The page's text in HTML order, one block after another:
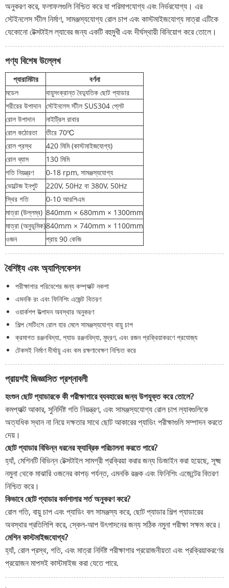
অনুকরণ করে, ফলাফলগুলি নিশ্চিত করে যা পরিমাপযোগ্য এবং নির্ভরযোগ্য। এর
স্টেইনলেস স্টীল নির্মাণ, সামঞ্জস্যযোগ্য রোল চাপ এবং কাস্টমাইজযোগ্য মাত্রা এটিকে
যেকোনো টেক্সটাইল ল্যাবের জন্য একটি বহুমুখী এবং দীর্ঘস্থায়ী বিনিয়োগ করে তোলে।
পণ্য বিশেষ উল্লেখ
প্যারামিটার
বর্ণনা
মডেল
বায়ুসংক্রান্ত বৈদ্যুতিক ছোট প্যাডার
শরীরের উপাদান স্টেইনলেস স্টীল SUS304 প্লেট
রোল উপাদান
নাইট্রিল রাবার
রোল কঠোরতা
তীরে 70℃
রোল প্রস্থ
420 মিমি (কাস্টমাইজযোগ্য)
রোল ব্যাস
130 মিমি
গতি নিয়ন্ত্রণ
0-18 rpm, সামঞ্জস্যযোগ্য
ভোল্টেজ ইনপুট
220V, 50Hz বা 380V, 50Hz
স্থির গতি
0-10 আরপিএম
মাত্রা (উল্লম্ব) 840mm × 680mm × 1300mm
মাত্রা (অনুভূমিক)840mm × 740mm × 1100mm
ওজন
প্রায় 90 কেজি
বৈশিষ্ট্য এবং অ্যাপ্লিকেশন
পরীক্ষাগার পরিবেশের জন্য কম্প্যাক্ট নকশা
এমনকি রং এবং ফিনিশিং এজেন্ট বিতরণ
ওয়ার্কশপ উত্পাদন অবস্থার অনুকরণ
শিল্প সেটিংসে রোল হার মেলে সামঞ্জস্যযোগ্য বায়ু চাপ
ক্রমাগত রঞ্জনবিদ্যা, প্যাড রঞ্জনবিদ্যা, মুদ্রণ, এবং রজন প্রক্রিয়াকরণে প্রযোজ্য
টেকসই নির্মাণ দীর্ঘায়ু এবং কম রক্ষণাবেক্ষণ নিশ্চিত করে
প্রায়শই জিজ্ঞাসিত প্রশ্নাবলী
হংশুন ছোট প্যাডারকে কী পরীক্ষাগারে ব্যবহারের জন্য উপযুক্ত করে তোলে?
কমপ্যাক্ট আকার, সুনির্দিষ্ট গতি নিয়ন্ত্রণ, এবং সামঞ্জস্যযোগ্য রোল চাপ ল্যাবগুলিকে
অত্যধিক স্থান না নিয়ে দক্ষতার সাথে ছোট আকারের প্যাডিং পরীক্ষাগুলি সম্পাদন করতে
দেয়।
ছোট প্যাডার বিভিন্ন ধরনের ফ্যাব্রিক পরিচালনা করতে পারে?
হ্যাঁ, মেশিনটি বিভিন্ন টেক্সটাইল সামগ্রী প্রক্রিয়া করার জন্য ডিজাইন করা হয়েছে, সূক্ষ্ম
নমুনা থেকে মাঝারি ওজনের কাপড় পর্যন্ত, এমনকি রঞ্জক এবং ফিনিশিং এজেন্টের বিতরণ
নিশ্চিত করে।
কিভাবে ছোট প্যাডার কর্মশালার শর্ত অনুকরণ করে?
রোল গতি, বায়ু চাপ এবং প্যাডিং বল সামঞ্জস্য করে, ছোট প্যাডার শিল্প প্যাডারের
অবস্থার প্রতিলিপি করে, স্কেল-আপ উৎপাদনের জন্য সঠিক নমুনা পরীক্ষা সক্ষম করে।
মেশিন কাস্টমাইজযোগ্য?
হ্যাঁ, রোল প্রস্থ, গতি, এবং মাত্রা নির্দিষ্ট পরীক্ষাগার প্রয়োজনীয়তা এবং প্রক্রিয়াকরণের
প্রয়োজন মাপসই কাস্টমাইজ করা যেতে পারে.